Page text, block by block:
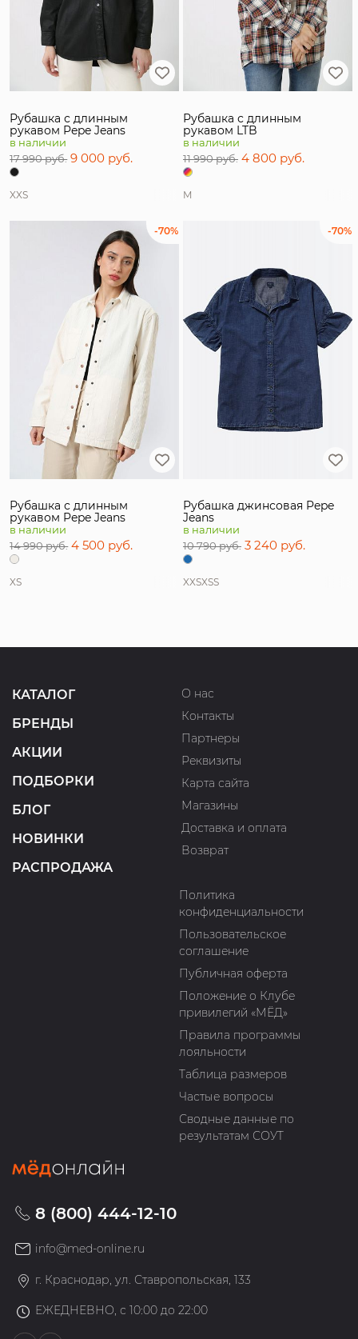
Рубашка с длинным
рукавом Pepe Jeans
в наличии
17 990 руб. 9 000 руб.
XXS
Рубашка с длинным
рукавом LTB
в наличии
11 990 руб. 4 800 руб.
M
-70%
Рубашка с длинным
рукавом Pepe Jeans
в наличии
14 990 руб. 4 500 руб.
XS
-70%
Рубашка джинсовая Pepe
Jeans
в наличии
10 790 руб. 3 240 руб.
XXSXSS
КАТАЛОГ
БРЕНДЫ
АКЦИИ
ПОДБОРКИ
БЛОГ
НОВИНКИ
РАСПРОДАЖА
О нас
Контакты
Партнеры
Реквизиты
Карта сайта
Магазины
Доставка и оплата
Возврат
Политика
конфиденциальности
Пользовательское
соглашение
Публичная оферта
Положение о Клубе
привилегий «МЁД»
Правила программы
лояльности
Таблица размеров
Частые вопросы
Сводные данные по
результатам СОУТ
8 (800) 444-12-10
info@med-online.ru
г. Краснодар, ул. Ставропольская, 133
ЕЖЕДНЕВНО, с 10:00 до 22:00